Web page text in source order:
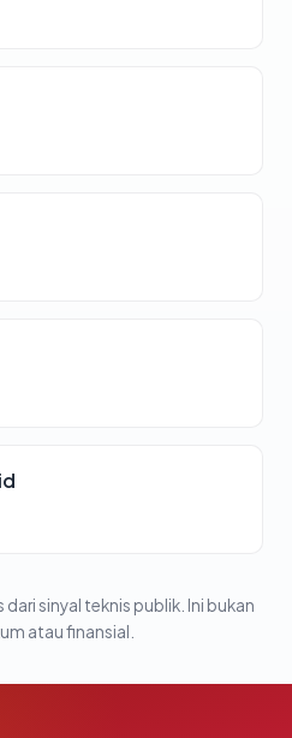
sinyal teknis publik. Ini bukan
atau finansial.